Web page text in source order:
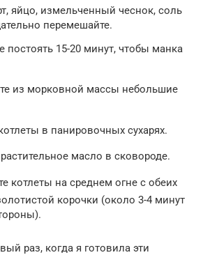
яйцо, измельченный чеснок, соль
перемешайте.
постоять 15-20 минут, чтобы манка
из морковной массы небольшие
в панировочных сухарях.
растительное масло в сковороде.
котлеты на среднем огне с обеих
корочки (около 3-4 минут
раз, когда я готовила эти